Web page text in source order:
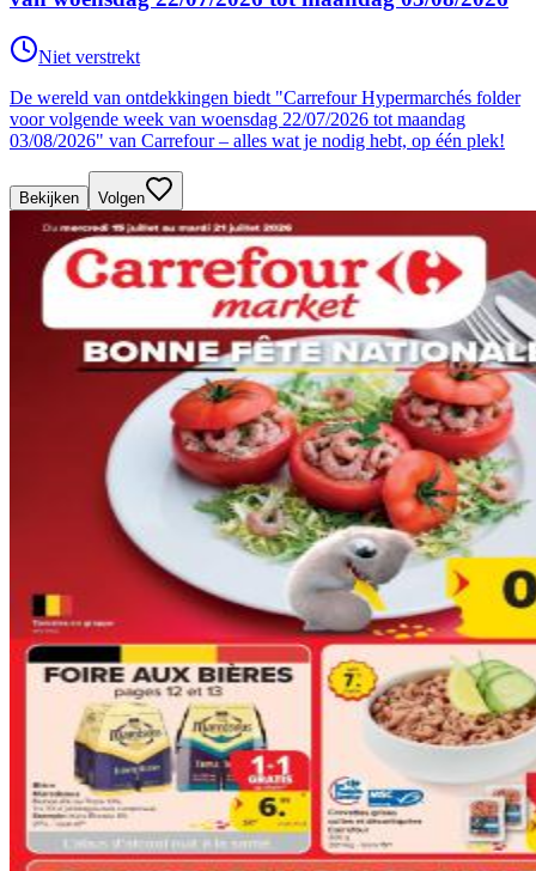
Niet verstrekt
De wereld van ontdekkingen biedt "Carrefour Hypermarchés folder
voor volgende week van woensdag 22/07/2026 tot maandag
03/08/2026" van Carrefour – alles wat je nodig hebt, op één plek!
Bekijken Volgen